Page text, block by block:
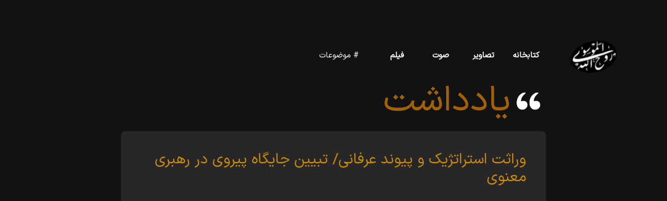
کتابخانه تصاویر صوت فیلم # موضوعات
یادداشت
وراثت استراتژیک و پیوند عرفانی/ تبیین جایگاه پیروی در رهبری
معنوی